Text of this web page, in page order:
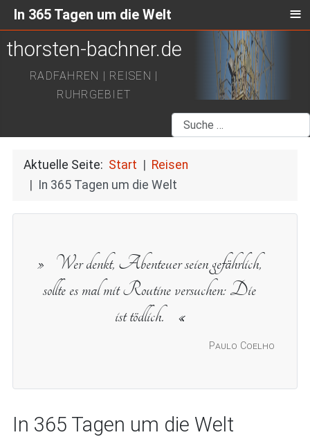
thorsten-bachner.de
RADFAHREN | REISEN |
RUHRGEBIET
Suchen
Aktuelle Seite: Start
Reisen
In 365 Tagen um die Welt
Paulo Coelho
Wer denkt, Abenteuer seien gefährlich,
sollte es mal mit Routine versuchen: Die
ist tödlich.
In 365 Tagen um die Welt
In 365 Tagen um die Welt ≡